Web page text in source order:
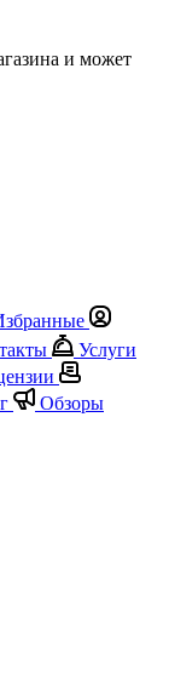
и может
Услуги
Обзоры